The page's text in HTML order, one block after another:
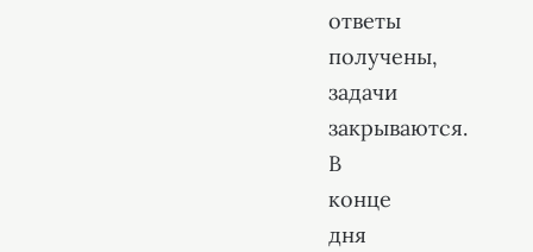
ответы
получены,
задачи
закрываются.
В
конце
дня